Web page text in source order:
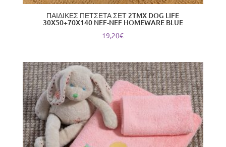
ΠΑΙΔΙΚΕΣ ΠΕΤΣΕΤΑ ΣΕΤ 2TMX DOG LIFE
30X50+70X140 NEF-NEF HOMEWARE BLUE
19,20€